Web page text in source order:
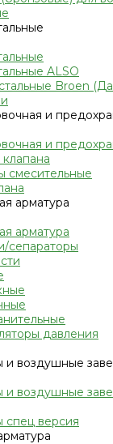
ALSO
Broen
и
и
смесительные
арматура
арматура
сепараторы
давления
и воздушные
и воздушные
спец версия